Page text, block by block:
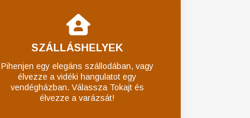
SZÁLLÁSHELYEK
Pihenjen egy elegáns szállodában, vagy
élvezze a vidéki hangulatot egy
vendégházban. Válassza Tokajt és
élvezze a varázsát!